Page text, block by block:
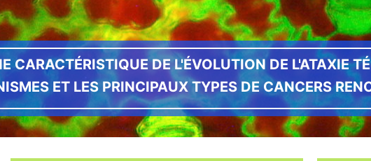
CARACTÉRISTIQUE DE L'ÉVOLUTION DE L'ATAXIE
ET LES PRINCIPAUX TYPES DE CANCERS